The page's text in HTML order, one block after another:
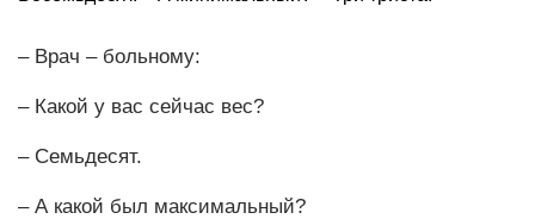
– Врач – больному:
– Какой у вас сейчас вес?
– Семьдесят.
– А какой был максимальный?